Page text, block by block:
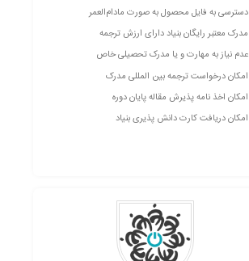
دسترسی به فایل محصول به صورت مادام‌العمر
مدرک معتبر رایگان بنیاد دارای ارزش ترجمه
عدم نیاز به مهارت و یا مدرک تحصیلی خاص
امکان درخواست ترجمه بین المللی مدرک
امکان اخذ نامه پذیرش مقاله پایان دوره
امکان دریافت کارت دانش پذیری بنیاد